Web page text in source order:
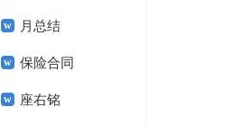
告(汇编15篇)
月总结
保险合同
座右铭